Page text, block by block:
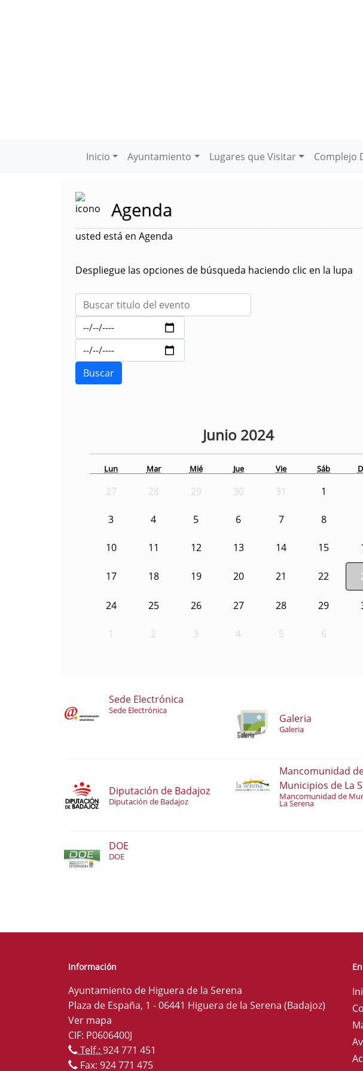
Inicio Ayuntamiento Lugares que Visitar Complejo
Agenda
usted está en Agenda
Despliegue las opciones de búsqueda haciendo clic en la lupa
Junio 2024
Lun Mar Mié Jue Vie Sáb
27 28 29 30 31 1
3 4 5 6 7 8
10 11 12 13 14 15
17 18 19 20 21 22
24 25 26 27 28 29
1 2 3 4 5 6
Sede Electrónica
Sede Electrónica
Galeria
Galeria
Diputación de Badajoz
Diputación de Badajoz
Mancomunidad
Municipios de La
Mancomunidad de
La Serena
DOE
DOE
Información
Ayuntamiento de Higuera de la Serena
Plaza de España, 1 - 06441 Higuera de la Serena (Badajoz)
Ver mapa
CIF: P0606400J
Telf.: 924 771 451
Fax: 924 771 475